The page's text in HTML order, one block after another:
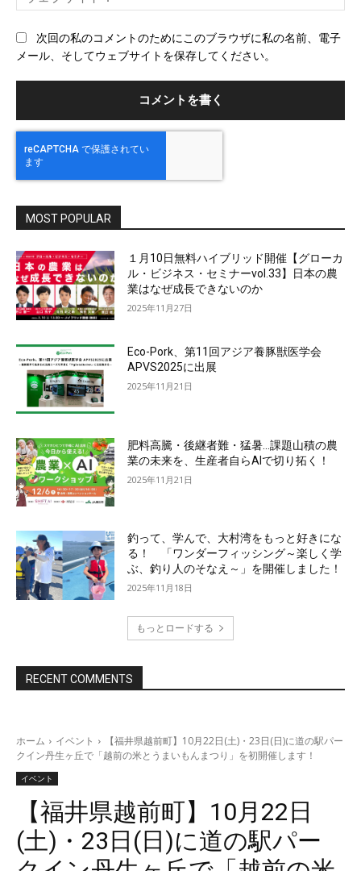
ェ
次回の私のコメントのためにこのブラウザに私の名前、電子
メール、そしてウェブサイトを保存してください。
MOST POPULAR
１月10日無料ハイブリッド開催【グローカ
ル・ビジネス・セミナーvol.33】日本の農
業はなぜ成長できないのか
2025年11月27日
Eco-Pork、第11回アジア養豚獣医学会
APVS2025に出展
2025年11月21日
肥料高騰・後継者難・猛暑…課題山積の農
業の未来を、生産者自らAIで切り拓く！
2025年11月21日
釣って、学んで、大村湾をもっと好きにな
る！ 「ワンダーフィッシング～楽しく学
ぶ、釣り人のそなえ～」を開催しました！
2025年11月18日
もっとロードする
RECENT COMMENTS